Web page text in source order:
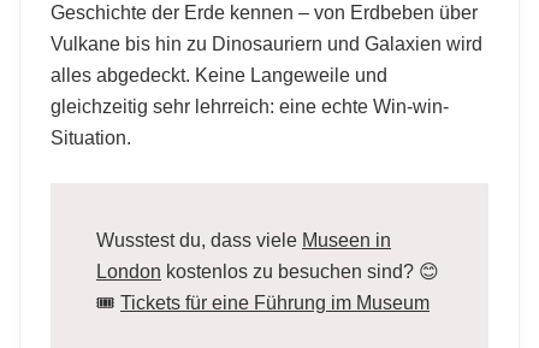
Geschichte der Erde kennen – von Erdbeben über
Vulkane bis hin zu Dinosauriern und Galaxien wird
alles abgedeckt. Keine Langeweile und
gleichzeitig sehr lehrreich: eine echte Win-win-
Situation.
Wusstest du, dass viele Museen in
London kostenlos zu besuchen sind? 😊
🎟️ Tickets für eine Führung im Museum